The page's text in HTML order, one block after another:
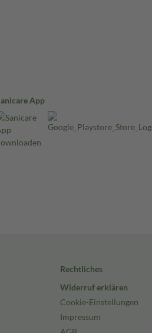
App
Rechtliches
Widerruf erklären
Cookie-Einstellungen
Impressum